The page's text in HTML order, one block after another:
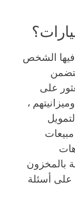
فيها الشخص
على
​​،
بالمخزون
على أسئلة